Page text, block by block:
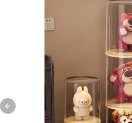
Previous slide